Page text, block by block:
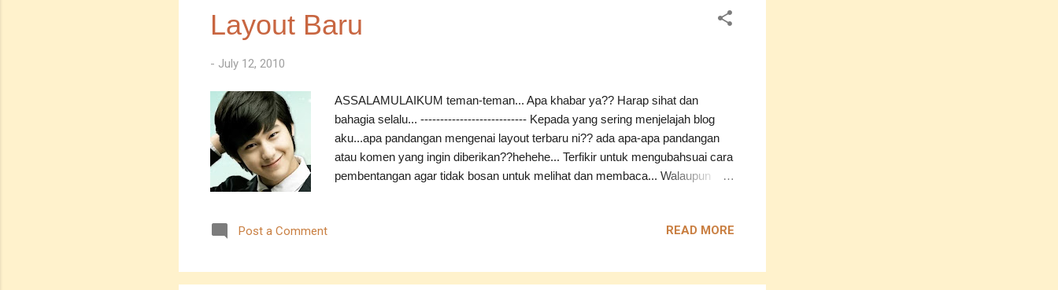
berciciran...itukan unsur-unsur orang yang tidak bersyukur?? Janganlah sampai
begitu sekali....kita semua tidak sempurna...belajarlah menerima...
Layout Baru
- July 12, 2010
ASSALAMULAIKUM teman-teman... Apa khabar ya?? Harap sihat dan
bahagia selalu... --------------------------- Kepada yang sering menjelajah blog
aku...apa pandangan mengenai layout terbaru ni?? ada apa-apa pandangan
atau komen yang ingin diberikan??hehehe... Terfikir untuk mengubahsuai cara
pembentangan agar tidak bosan untuk melihat dan membaca... Walaupun
mengubahnya sedikit demi sedikit...bergantung kepada ilmu di dada... ;) -------
menyedari...setiap hari Isnin...pasti badan aku akan terasa penat, mata
Post a Comment READ MORE